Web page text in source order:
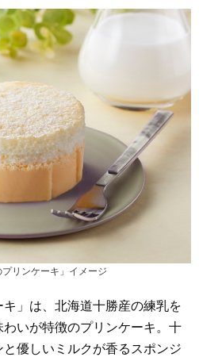
プリンケーキ」イメージ
キ」は、北海道十勝産の練乳を
いが特徴のプリンケーキ。十
優しいミルクが香るスポンジ